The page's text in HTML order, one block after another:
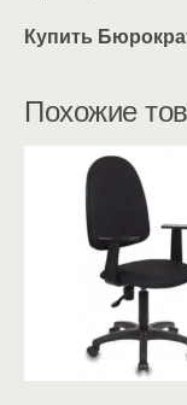
Купить
Похожие